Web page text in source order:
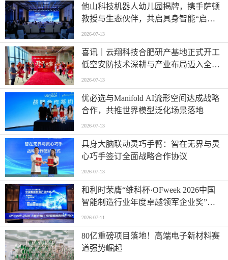
他山科技机器人幼儿园揭牌，携手萨顿
教授与生态伙伴，共启具身智能“启蒙
时代”
2026-07-13
喜讯｜云翔科技合肥研产基地正式开工
低空安防技术深耕与产业布局迈入全新
阶段
2026-07-13
优必选与Manifold AI流形空间达成战略
合作，共推世界模型泛化场景落地
2026-07-13
具身大脑联动灵巧手臂：智在无界与灵
心巧手签订全面战略合作协议
2026-07-13
和利时荣膺“维科杯·OFweek 2026中国
智能制造行业年度卓越领军企业奖”，
以自主创新实力引领智造新浪潮
2026-07-11
80亿重磅项目落地！高端电子新材料赛
道强势崛起